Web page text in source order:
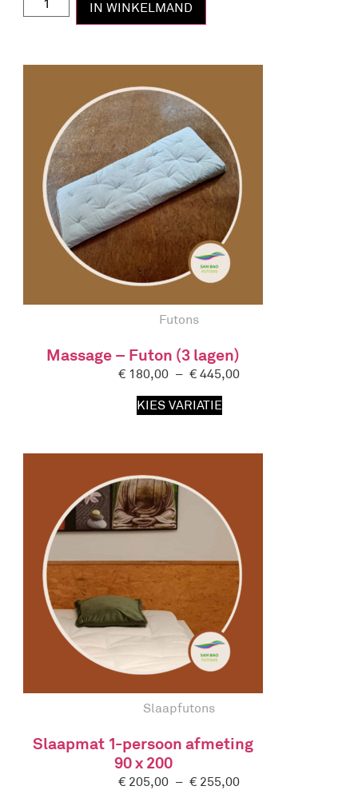
IN WINKELMAND
Futons
Massage – Futon (3 lagen)
€ 180,00 – € 445,00
KIES VARIATIE
Slaapfutons
Slaapmat 1-persoon afmeting
90 x 200
€ 205,00 – € 255,00